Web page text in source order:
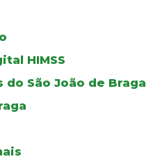
HIMSS
São João de Braga